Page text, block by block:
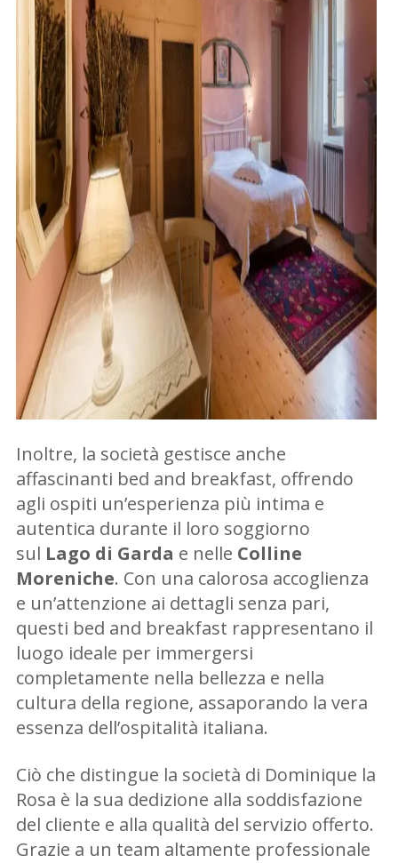
Inoltre, la società gestisce anche
affascinanti bed and breakfast, offrendo
agli ospiti un’esperienza più intima e
autentica durante il loro soggiorno
sul Lago di Garda e nelle Colline
Moreniche. Con una calorosa accoglienza
e un’attenzione ai dettagli senza pari,
questi bed and breakfast rappresentano il
luogo ideale per immergersi
completamente nella bellezza e nella
cultura della regione, assaporando la vera
essenza dell’ospitalità italiana.
Ciò che distingue la società di Dominique la
Rosa è la sua dedizione alla soddisfazione
del cliente e alla qualità del servizio offerto.
Grazie a un team altamente professionale